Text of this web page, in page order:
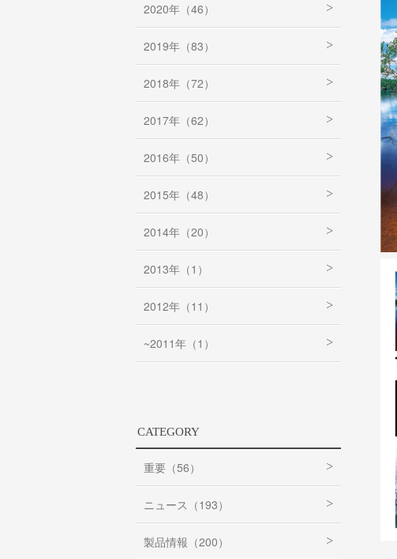
2020年（46）
2019年（83）
2018年（72）
2017年（62）
2016年（50）
2015年（48）
2014年（20）
2013年（1）
2012年（11）
~2011年（1）
CATEGORY
重要（56）
ニュース（193）
製品情報（200）